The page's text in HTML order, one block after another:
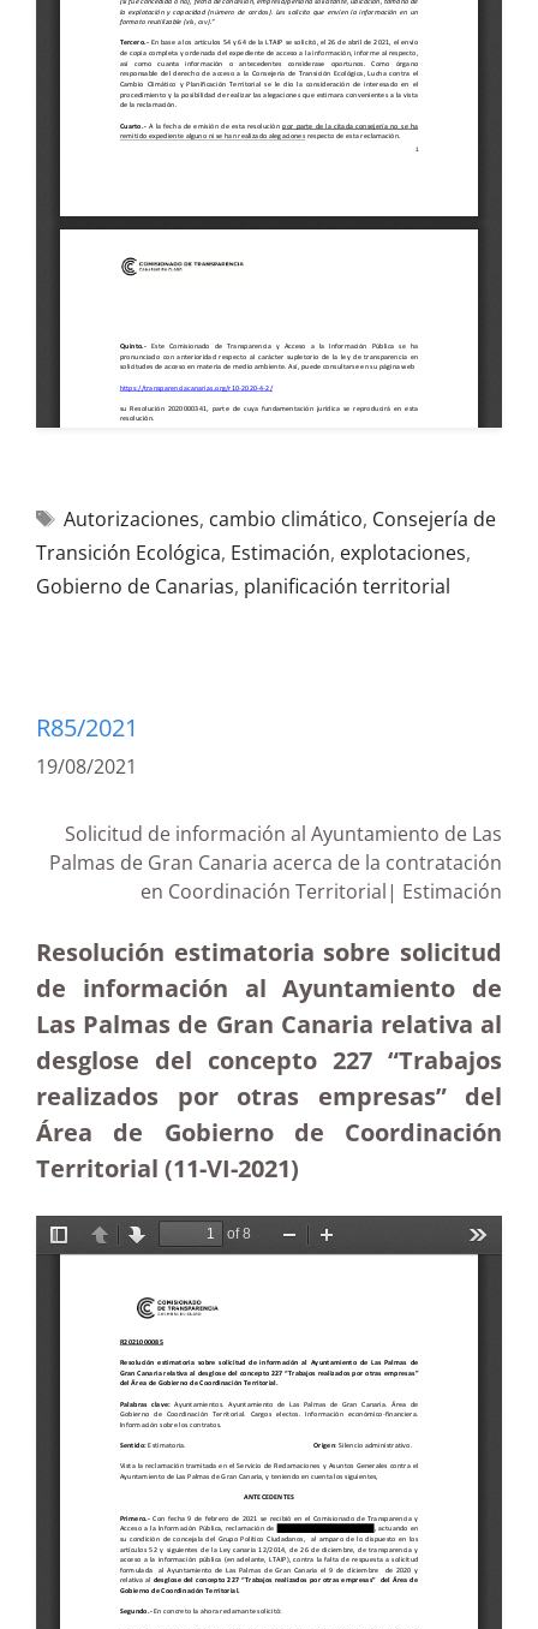
Autorizaciones, cambio climático, Consejería de
Transición Ecológica, Estimación, explotaciones,
Gobierno de Canarias, planificación territorial
R85/2021
19/08/2021
Solicitud de información al Ayuntamiento de Las
Palmas de Gran Canaria acerca de la contratación
en Coordinación Territorial| Estimación
Resolución estimatoria sobre solicitud
de información al Ayuntamiento de
Las Palmas de Gran Canaria relativa al
desglose del concepto 227 “Trabajos
realizados por otras empresas” del
Área de Gobierno de Coordinación
Territorial (11-VI-2021)